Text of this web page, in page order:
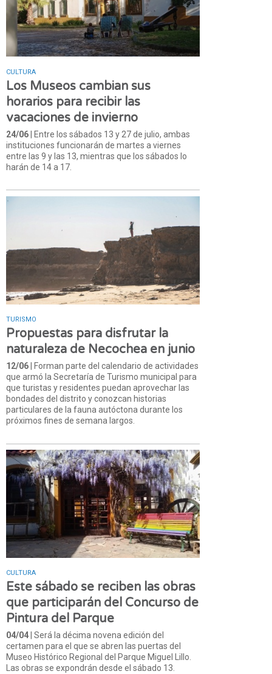
CULTURA
Los Museos cambian sus
horarios para recibir las
vacaciones de invierno
24/06| Entre los sábados 13 y 27 de julio, ambas
instituciones funcionarán de martes a viernes
entre las 9 y las 13, mientras que los sábados lo
harán de 14 a 17.
TURISMO
Propuestas para disfrutar la
naturaleza de Necochea en junio
12/06 | Forman parte del calendario de actividades
que armó la Secretaría de Turismo municipal para
que turistas y residentes puedan aprovechar las
bondades del distrito y conozcan historias
particulares de la fauna autóctona durante los
próximos fines de semana largos.
CULTURA
Este sábado se reciben las obras
que participarán del Concurso de
Pintura del Parque
04/04 | Será la décima novena edición del
certamen para el que se abren las puertas del
Museo Histórico Regional del Parque Miguel Lillo.
Las obras se expondrán desde el sábado 13.